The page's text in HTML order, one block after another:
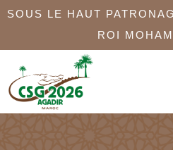
SOUS LE HAUT
ROI